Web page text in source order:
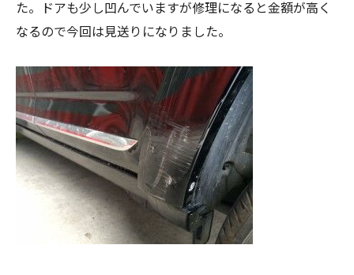
た。ドアも少し凹んでいますが修理になると金額が高く
なるので今回は見送りになりました。